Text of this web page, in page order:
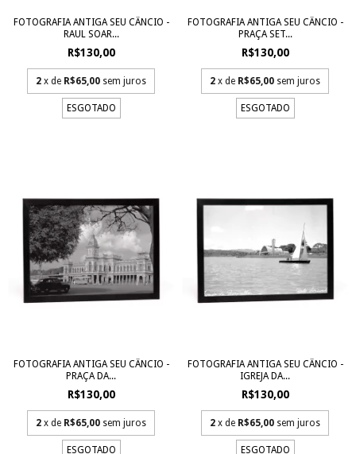
FOTOGRAFIA ANTIGA SEU CÂNCIO -
RAUL SOAR...
R$130,00
2 x de R$65,00 sem juros
ESGOTADO
FOTOGRAFIA ANTIGA SEU CÂNCIO -
PRAÇA SET...
R$130,00
2 x de R$65,00 sem juros
ESGOTADO
FOTOGRAFIA ANTIGA SEU CÂNCIO -
PRAÇA DA...
R$130,00
2 x de R$65,00 sem juros
ESGOTADO
FOTOGRAFIA ANTIGA SEU CÂNCIO -
IGREJA DA...
R$130,00
2 x de R$65,00 sem juros
ESGOTADO